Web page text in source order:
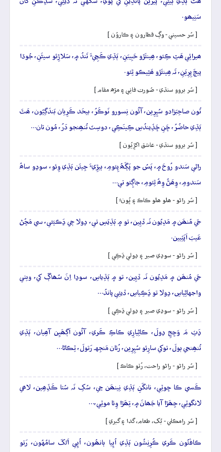
سَنِيھو.
[ سُر حسيني - وڳ قطارون ۽ ڪاروُن ]
ھيرائِي ھَٿِ ڪِئو، ھِينئَڙو حَبِيبَنِ، ٻَڌِي ڪَچِيءَ تَندُ ۾، سَلاڙِئو سيڻَنِ، جُوڌا
پيچَ پِرِيَنِ، تَہ ھِينئَڙو ھَٿِيڪو ٿِئو.
[ سُر بروو سنڌي - صُورت فانِي ۽ مڙه مقام ]
تُون صاحِبَزادو سُپِرِين، آئُون نِسورو نَوڪَرُ، بيحَد ڪَرِيان بَندَگِيُون، ھَٿَ
ٻَڌِي حاضُرُ، ڇَنِ ڇَڏِيندُسِ ڪِينَڪِي، دوسِتَ تُنھِنجو دَرُ، مُون تان…
[ سُر بروو سنڌي - عاشق اکڙِيُون ]
راڻي سَندو رُوحَ ۾، پَسُ جو پَڳَھُ پِئومِ، ٻيڙِيءَ جِيئَن ٻَڌِي وِئو، سوڍو ساھُ
سَندومِ، وِھَڻُ وِھُ ٿِئومِ، جاڳِئو تي…
[ سُر راڻو - ھلو ھلو ڪاڪ ۽ ڀُونءِ ]
جَي مُنھَن ۾ مَدِيُون نَہ ڏيِين، تو ۾ ٻَڌِيَسِ تي، ڍولا جٖي ڍَڪيَئي، سي مَڇُڻ
عَيبَ اَپَٽِيين.
[ سُر راڻو - سوڍي صبر ۽ ڍولي ڍَڪِي ]
جَي مُنھَن ۾ مَدِيُون نَہ ڏيِين، تو ۾ ٻَڌِياسِ، سوڍا اِنَ سُھاڳَ کي، ويٺي
واجهاڻِياسِ، ڍولا تو ڍَڪِياسِ، ڏيئِي پاندُ…
[ سُر راڻو - سوڍي صبر ۽ ڍولي ڍَڪِي ]
ڍَٽِ مَ وَڃِجِ ڍولَ، ڪاڻِيارِي ڪاڪِ ڪَري، آئُون اَڳھَيِن آھِيان، ٻَڌِي
تُنھِنجي ٻولَ، توکي سارِئو سُپِرِين، رُئان مَنجِهہ رَتولَ، ٽِڪاڻا…
[ سُر راڻو - راڻو راحت، رُٺو ڪاڪ ]
ڪَسي ڪا ڇوٽِي، نانگَنِ ٻَڌِي نِينھَن جِي، سُکِ نَہ سُتا ڪَڏِھِين، لاھي
لانگوٽِي، جِھَڙا آيا جَھانَ ۾، تِھَڙا وِئا موٽِي،…
[ سُر رامڪلي - بُک، طعام، گدا ۽ گبري ]
ڪافَئُون ڪَري ڪُرِنِشُون ٻَڌِي اُڀِيا ٻانھُون، اُڀِي اَلَکَ سامُهُون، رَتو